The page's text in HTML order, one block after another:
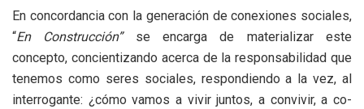
En concordancia con la generación de conexiones sociales,
“En Construcción”se encarga de materializar este
concepto, concientizando acerca de la responsabilidad que
tenemos como seres sociales, respondiendo a la vez, al
interrogante: ¿cómo vamos a vivir juntos, a convivir, a co-